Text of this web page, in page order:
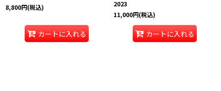
8,800円(税込)
カートに入れる
2023
11,000円(税込)
カートに入れる